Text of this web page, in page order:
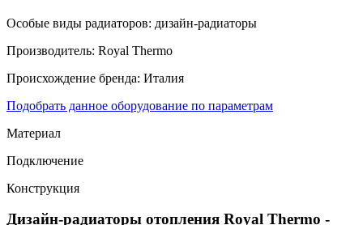
Особые виды радиаторов: дизайн-радиаторы
Производитель: Royal Thermo
Происхождение бренда: Италия
Подобрать данное оборудование по параметрам
Материал
Подключение
Конструкция
Дизайн-радиаторы отопления Royal Thermo -